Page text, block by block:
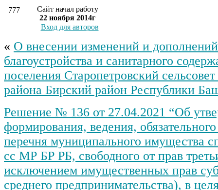
777
Сайт начал работу
22 ноября 2014г
Вход для авторов
« О внесении изменений и
благоустройства и санитарного
поселения Старопетровский
района Бирский район Республики
Решение № 136 от 27.04.2021 “Об
формирования, ведения,
перечня муниципального имущества
сс МР БР РБ, свободного от прав
исключением имущественных прав
среднего предпринимательства), в